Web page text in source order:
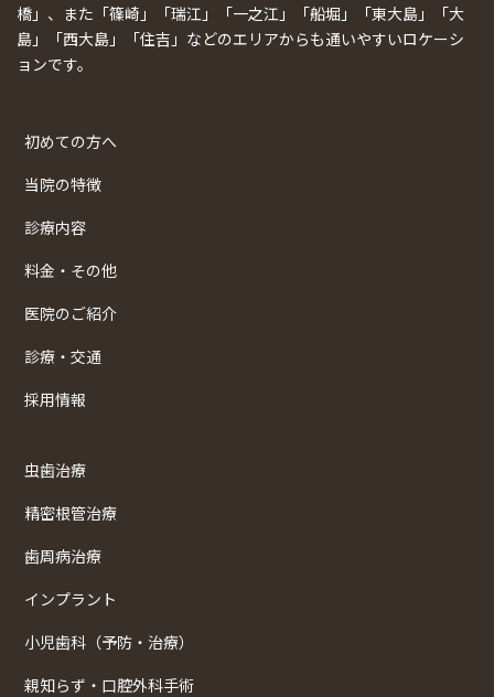
橋」、また「篠崎」「瑞江」「一之江」「船堀」「東大島」「大
島」「西大島」「住吉」などのエリアからも通いやすいロケーシ
ョンです。
初めての方へ
当院の特徴
診療内容
料金・その他
医院のご紹介
診療・交通
採用情報
虫歯治療
精密根管治療
歯周病治療
インプラント
小児歯科（予防・治療）
親知らず・口腔外科手術